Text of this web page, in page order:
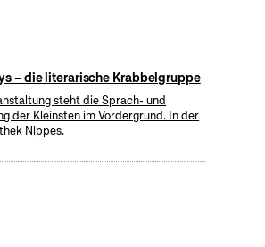
– die literarische Krabbelgruppe
steht die Sprach- und
der Kleinsten im Vordergrund. In der
Nippes.